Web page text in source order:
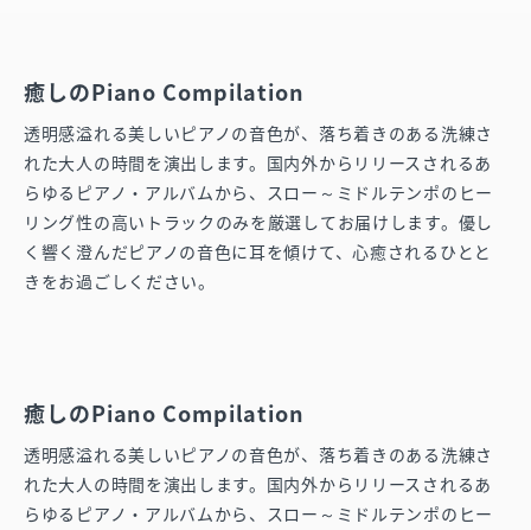
癒しのPiano Compilation
透明感溢れる美しいピアノの音色が、落ち着きのある洗練さ
れた大人の時間を演出します。国内外からリリースされるあ
らゆるピアノ・アルバムから、スロー～ミドルテンポのヒー
リング性の高いトラックのみを厳選してお届けします。優し
く響く澄んだピアノの音色に耳を傾けて、心癒されるひとと
きをお過ごしください。
癒しのPiano Compilation
透明感溢れる美しいピアノの音色が、落ち着きのある洗練さ
れた大人の時間を演出します。国内外からリリースされるあ
らゆるピアノ・アルバムから、スロー～ミドルテンポのヒー